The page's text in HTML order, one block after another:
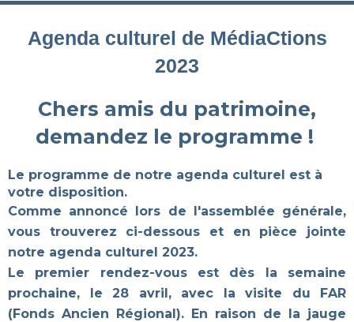
Agenda culturel de MédiaCtions
2023
Chers amis du patrimoine,
demandez le programme !
Le programme de notre agenda culturel est à
votre disposition.
Comme annoncé lors de l'assemblée générale,
vous trouverez ci-dessous et en pièce jointe
notre agenda culturel 2023.
Le premier rendez-vous est dès la semaine
prochaine, le 28 avril, avec la visite du FAR
(Fonds Ancien Régional). En raison de la jauge